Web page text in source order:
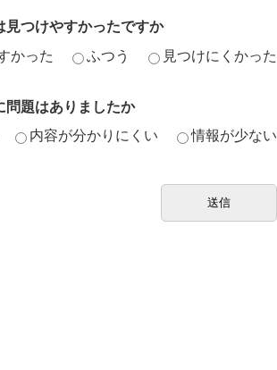
見つけやすかったですか
かった
ふつう 見つけにくかった
問題はありましたか
内容が分かりにくい 情報が少ない